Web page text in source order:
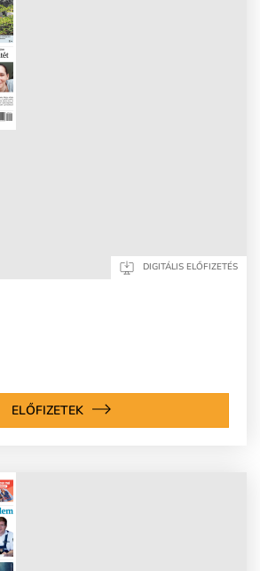
DIGITÁLIS ELŐFIZETÉS
ELŐFIZETEK